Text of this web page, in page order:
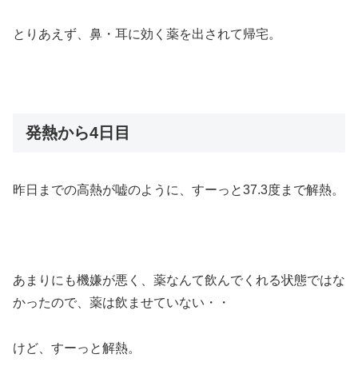
とりあえず、鼻・耳に効く薬を出されて帰宅。
発熱から4日目
昨日までの高熱が嘘のように、すーっと37.3度まで解熱。
あまりにも機嫌が悪く、薬なんて飲んでくれる状態ではな
かったので、薬は飲ませていない・・
けど、すーっと解熱。